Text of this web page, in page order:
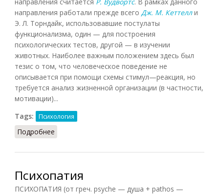
направления работали прежде всего Дж. М. Кеттелли
Э. Л. Торндайк, использовавшие постулаты
функционализма, один — для построения
психологических тестов, другой — в изучении
животных. Наиболее важным положением здесь был
тезис о том, что человеческое поведение не
описывается при помощи схемы стимул—реакция, но
требуется анализ жизненной организации (в частности,
мотивации)...
Tags:
Психология
Подробнее
Психопатия
ПСИХОПАТИЯ (от греч. psyche — душа + pathos —